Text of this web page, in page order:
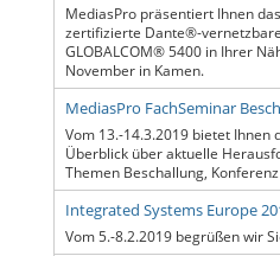
MediasPro präsentiert Ihnen
zertifizierte Dante®-
GLOBALCOM® 5400 in Ihrer
November in Kamen.
MediasPro FachSeminar
Vom 13.-14.3.2019 bietet Ihnen
Überblick über aktuelle
Themen Beschallung,
Integrated Systems Europe
Vom 5.-8.2.2019 begrüßen wir